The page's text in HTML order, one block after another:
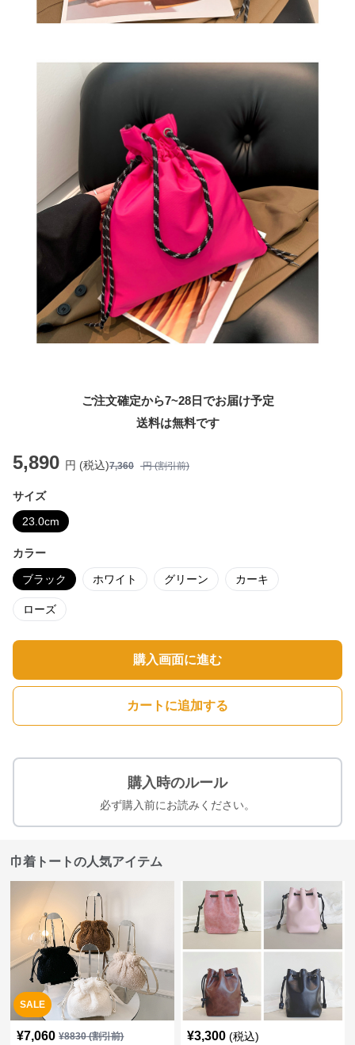
ご注文確定から7~28日でお届け予定
送料は無料です
5,890 円 (税込)7,360 円 (割引前)
サイズ
23.0cm
カラー
ブラック ホワイト グリーン カーキ
ローズ
購入画面に進む
カートに追加する
購入時のルール
必ず購入前にお読みください。
巾着トートの人気アイテム
SALE
¥7,060 ¥8830(割引前) ¥3,300 (税込)